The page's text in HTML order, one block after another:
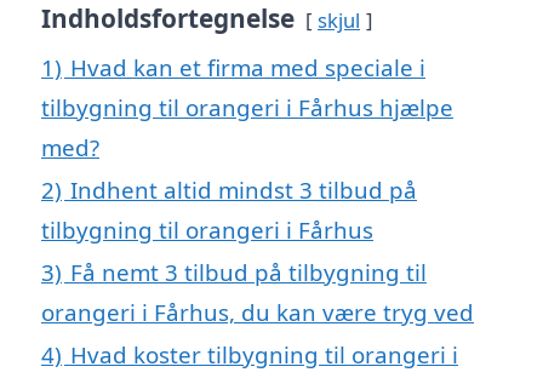
Indholdsfortegnelse skjul
1) Hvad kan et firma med speciale i
tilbygning til orangeri i Fårhus hjælpe
med?
2) Indhent altid mindst 3 tilbud på
tilbygning til orangeri i Fårhus
3) Få nemt 3 tilbud på tilbygning til
orangeri i Fårhus, du kan være tryg ved
4) Hvad koster tilbygning til orangeri i